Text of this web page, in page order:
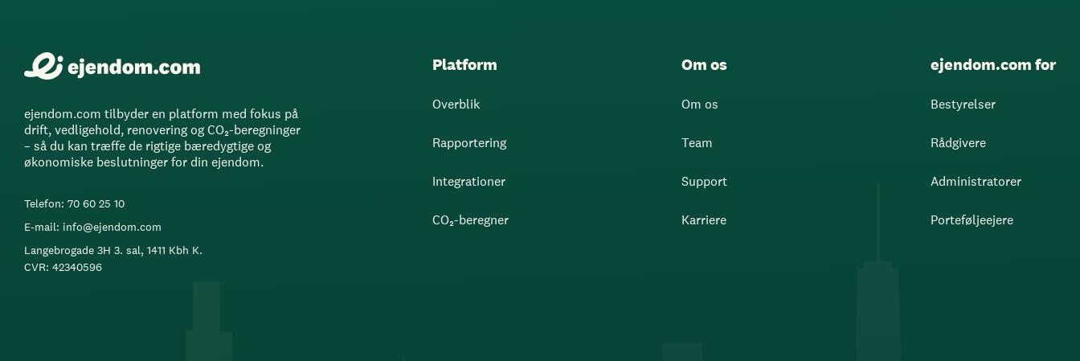
ejendom.com tilbyder en platform med fokus på
drift, vedligehold, renovering og CO₂-beregninger
– så du kan træffe de rigtige bæredygtige og
økonomiske beslutninger for din ejendom.
Telefon: 70 60 25 10
E-mail: info@ejendom.com
Langebrogade 3H 3. sal, 1411 Kbh K.
CVR: 42340596
Platform
Overblik
Rapportering
Integrationer
CO₂-beregner
Om os
Om os
Team
Support
Karriere
ejendom.com for
Bestyrelser
Rådgivere
Administratorer
Porteføljeejere